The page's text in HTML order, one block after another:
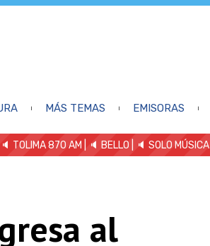
MÁS TEMAS EMISORAS
| 🔈 TOLIMA 870 AM | 🔈 BELLO 🔈 SOLO MÚSICA
al